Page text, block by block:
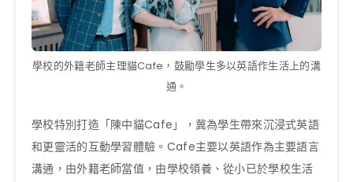
學校的外籍老師主理貓Cafe，鼓勵學生多以英語作生活上的溝
通。
學校特別打造「陳中貓Cafe」，冀為學生帶來沉浸式英語
和更靈活的互動學習體驗。Cafe主要以英語作為主要語言
溝通，由外籍老師當值，由學校領養、從小已於學校生活